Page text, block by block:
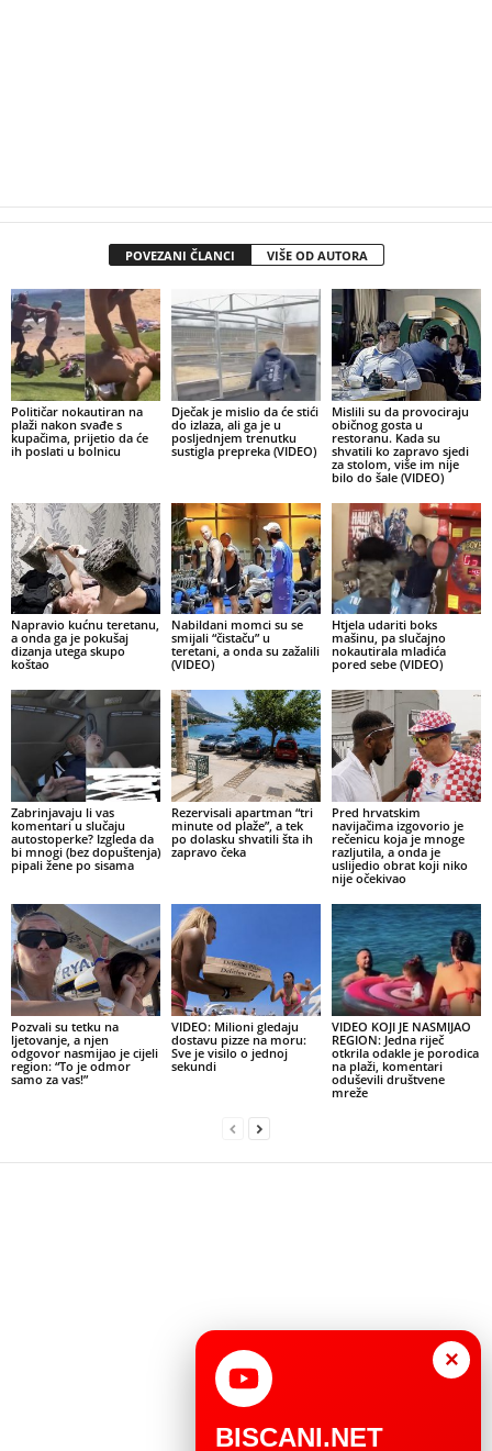
POVEZANI ČLANCI VIŠE OD AUTORA
Političar nokautiran na
plaži nakon svađe s
kupačima, prijetio da će
ih poslati u bolnicu
Dječak je mislio da će stići
do izlaza, ali ga je u
posljednjem trenutku
sustigla prepreka (VIDEO)
Mislili su da provociraju
običnog gosta u
restoranu. Kada su
shvatili ko zapravo sjedi
za stolom, više im nije
bilo do šale (VIDEO)
Napravio kućnu teretanu,
a onda ga je pokušaj
dizanja utega skupo
koštao
Nabildani momci su se
smijali “čistaču” u
teretani, a onda su zažalili
(VIDEO)
Htjela udariti boks
mašinu, pa slučajno
nokautirala mladića
pored sebe (VIDEO)
Zabrinjavaju li vas
komentari u slučaju
autostoperke? Izgleda da
bi mnogi (bez dopuštenja)
pipali žene po sisama
Rezervisali apartman “tri
minute od plaže”, a tek
po dolasku shvatili šta ih
zapravo čeka
Pred hrvatskim
navijačima izgovorio je
rečenicu koja je mnoge
razljutila, a onda je
uslijedio obrat koji niko
nije očekivao
Pozvali su tetku na
ljetovanje, a njen
odgovor nasmijao je cijeli
region: “To je odmor
samo za vas!”
VIDEO: Milioni gledaju
dostavu pizze na moru:
Sve je visilo o jednoj
sekundi
VIDEO KOJI JE NASMIJAO
REGION: Jedna riječ
otkrila odakle je porodica
na plaži, komentari
oduševili društvene
mreže
×
BISCANI.NET